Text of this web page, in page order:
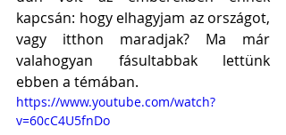
kapcsán: hogy elhagyjam az országot,
vagy itthon maradjak? Ma már
valahogyan fásultabbak lettünk
ebben a témában.
https://www.youtube.com/watch?
v=60cC4U5fnDo